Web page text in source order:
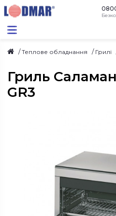
Теплове обладнання Грилі
Гриль
GR3